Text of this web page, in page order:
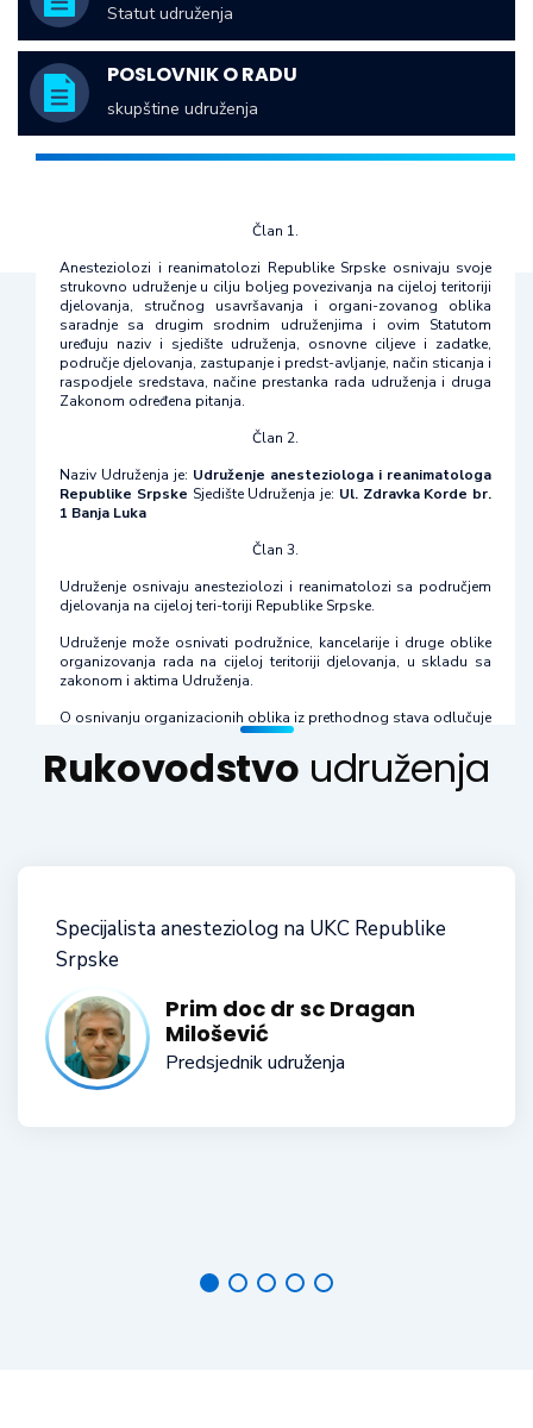
Statut udruženja
POSLOVNIK O RADU
skupštine udruženja
Član 1.
Anesteziolozi i reanimatolozi Republike Srpske osnivaju svoje
strukovno udruženje u cilju boljeg povezivanja na cijeloj teritoriji
djelovanja, stručnog usavršavanja i organi-zovanog oblika
saradnje sa drugim srodnim udruženjima i ovim Statutom
uređuju naziv i sjedište udruženja, osnovne ciljeve i zadatke,
područje djelovanja, zastupanje i predst-avljanje, način sticanja i
raspodjele sredstava, načine prestanka rada udruženja i druga
Zakonom određena pitanja.
Član 2.
Naziv Udruženja je: Udruženje anesteziologa i reanimatologa
Republike Srpske Sjedište Udruženja je: Ul. Zdravka Korde br.
1 Banja Luka
Član 3.
Udruženje osnivaju anesteziolozi i reanimatolozi sa područjem
djelovanja na cijeloj teri-toriji Republike Srpske.
Udruženje može osnivati podružnice, kancelarije i druge oblike
organizovanja rada na cijeloj teritoriji djelovanja, u skladu sa
zakonom i aktima Udruženja.
O osnivanju organizacionih oblika iz prethodnog stava odlučuje
Skupština na prijedlog Upravnog odbora Udruženja.
Član 4.
Član 5.
udružeja kod nadležnog suda.
Udruženje ima svoj račun kod ovlaštene poslovne banke.
PREUZMI STATUT (pdf)
Rukovodstvo udruženja
Specijalista anesteziolog na UKC Republike
Srpske
Prim doc dr sc Dragan
Milošević
Predsjednik udruženja